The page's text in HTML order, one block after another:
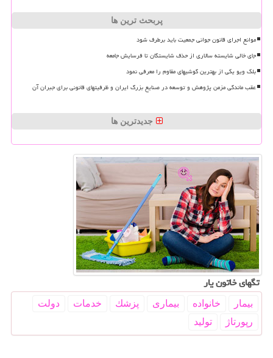
پربحث ترین ها
موانع اجرای قانون جوانی جمعیت باید برطرف شود
جای خالی شایسته سالاری از حذف شایستگان تا فرسایش جامعه
بلک ویو یکی از بهترین گوشیهای مقاوم را معرفی نمود
عقب ماندگی مزمن پژوهش و توسعه در صنایع بزرگ ایران و ظرفیتهای قانونی برای جبران آن
جدیدترین ها
تگهای خاتون یار
بیمار خانواده بیماری پزشك خدمات
دولت
رپورتاژ
تولید